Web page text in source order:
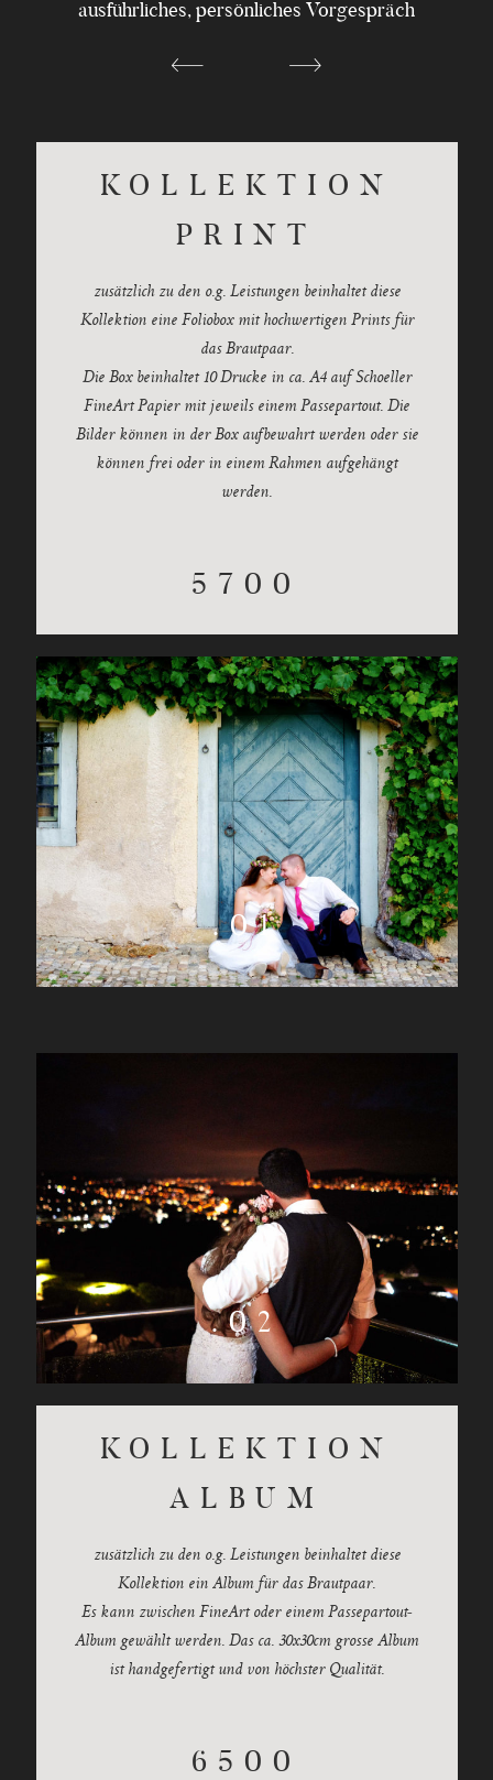
ausführliches, persönliches Vorgespräch
Casual Portraits
höchstmöglicher Auflösung zur freien privaten
Besichtigung der Hochzeitslocation
Ganztägige fotografische Begleitung der Hochzeit
Brautpaar- und Gruppenportraits innerhalb der
Online-Galerie für Brautpaar und Gäste mit
500-800 individuell bearbeitete Bilddateien
4K Slideshow mit Musik (downloadbar in 1080p
Fahrspesen sind schweizweit inklusiv
.01
KOLLEKTION
PRINT
zusätzlich zu den o.g. Leistungen beinhaltet diese
Kollektion eine Foliobox mit hochwertigen Prints für
das Brautpaar.
Die Box beinhaltet 10 Drucke in ca. A4 auf Schoeller
FineArt Papier mit jeweils einem Passepartout. Die
Bilder können in der Box aufbewahrt werden oder sie
können frei oder in einem Rahmen aufgehängt
werden.
5700
.02
KOLLEKTION
ALBUM
zusätzlich zu den o.g. Leistungen beinhaltet diese
Kollektion ein Album für das Brautpaar.
Es kann zwischen FineArt oder einem Passepartout-
Album gewählt werden. Das ca. 30x30cm grosse Album
ist handgefertigt und von höchster Qualität.
6500